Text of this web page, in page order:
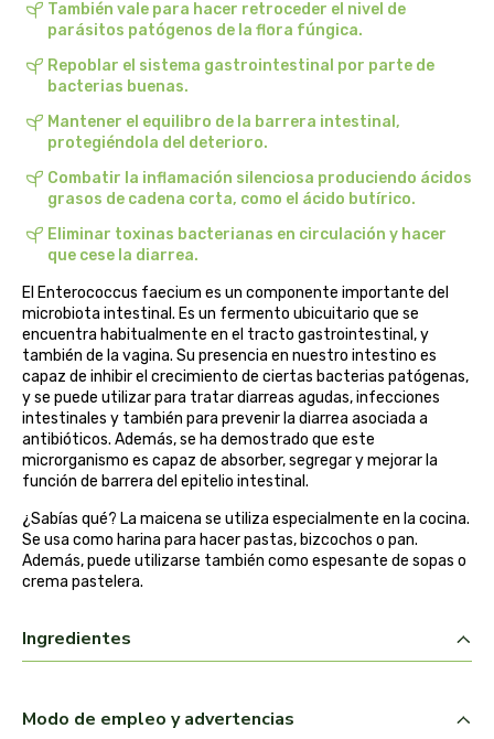
También vale para hacer retroceder el nivel de
parásitos patógenos de la flora fúngica.
Repoblar el sistema gastrointestinal por parte de
bacterias buenas.
Mantener el equilibro de la barrera intestinal,
protegiéndola del deterioro.
Combatir la inflamación silenciosa produciendo ácidos
grasos de cadena corta, como el ácido butírico.
Eliminar toxinas bacterianas en circulación y hacer
que cese la diarrea.
El Enterococcus faecium es un componente importante del
microbiota intestinal. Es un fermento ubicuitario que se
encuentra habitualmente en el tracto gastrointestinal, y
también de la vagina. Su presencia en nuestro intestino es
capaz de inhibir el crecimiento de ciertas bacterias patógenas,
y se puede utilizar para tratar diarreas agudas, infecciones
intestinales y también para prevenir la diarrea asociada a
antibióticos. Además, se ha demostrado que este
microrganismo es capaz de absorber, segregar y mejorar la
función de barrera del epitelio intestinal.
¿Sabías qué? La maicena se utiliza especialmente en la cocina.
Se usa como harina para hacer pastas, bizcochos o pan.
Además, puede utilizarse también como espesante de sopas o
crema pastelera.
Ingredientes
Modo de empleo y advertencias
belsi
ben&anna
biarritz
bifemme
biobel
biobio
biocop
biofloral
biokap
biolasi
biomix
biover